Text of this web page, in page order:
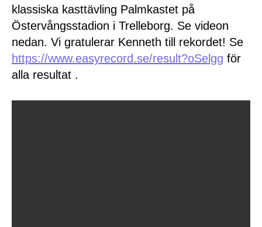
klassiska kasttävling Palmkastet på
Östervångsstadion i Trelleborg. Se videon
nedan. Vi gratulerar Kenneth till rekordet! Se
https://www.easyrecord.se/result?oSelgg för
alla resultat .